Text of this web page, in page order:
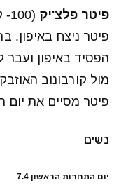
פיטר פלצ'יק
פיטר ניצח באיפון.
הפסיד באיפון ועבר
פיטר מסיים את יום
נשים
יום התחרות הראשון 7.4